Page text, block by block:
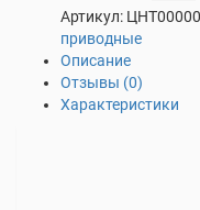
Артикул:
приводные
Описание
Отзывы (0)
Характеристики